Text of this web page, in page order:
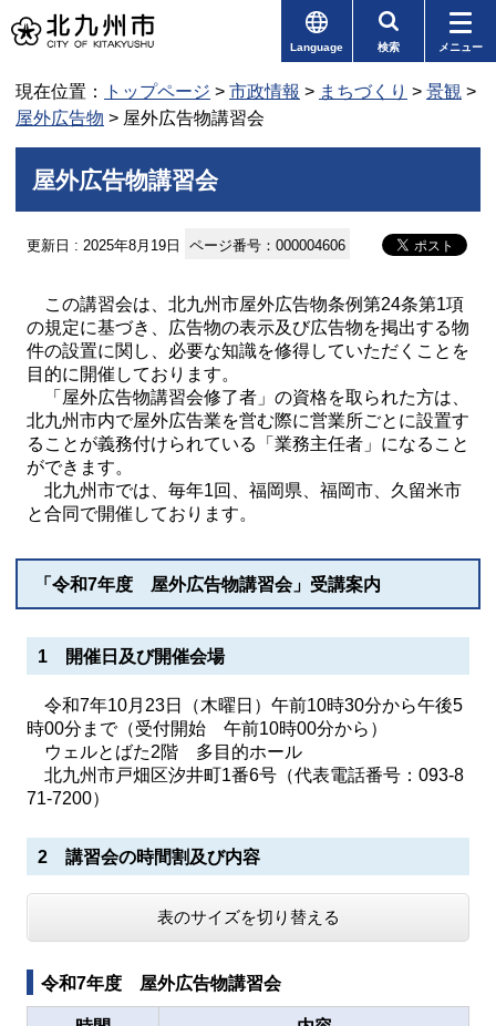
Language 検索 メニュー
現在位置： トップページ > 市政情報 > まちづくり > 景観 >
屋外広告物 > 屋外広告物講習会
屋外広告物講習会
更新日 : 2025年8月19日 ページ番号：000004606
この講習会は、北九州市屋外広告物条例第24条第1項
の規定に基づき、広告物の表示及び広告物を掲出する物
件の設置に関し、必要な知識を修得していただくことを
目的に開催しております。
「屋外広告物講習会修了者」の資格を取られた方は、
北九州市内で屋外広告業を営む際に営業所ごとに設置す
ることが義務付けられている「業務主任者」になること
ができます。
北九州市では、毎年1回、福岡県、福岡市、久留米市
と合同で開催しております。
「令和7年度 屋外広告物講習会」受講案内
1 開催日及び開催会場
令和7年10月23日（木曜日）午前10時30分から午後5
時00分まで（受付開始 午前10時00分から）
ウェルとばた2階 多目的ホール
北九州市戸畑区汐井町1番6号（代表電話番号：093-8
71-7200）
2 講習会の時間割及び内容
表のサイズを切り替える
令和7年度 屋外広告物講習会